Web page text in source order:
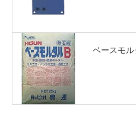
ベースモル